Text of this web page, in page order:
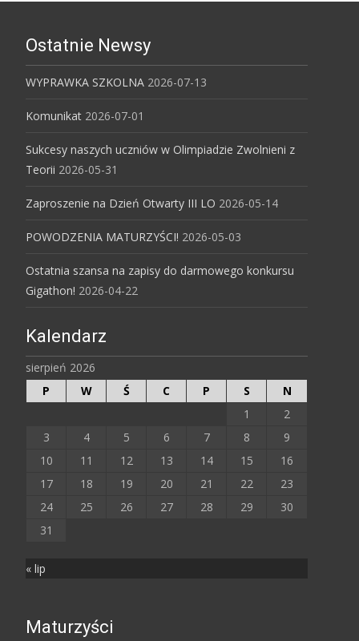
Ostatnie Newsy
WYPRAWKA SZKOLNA 2026-07-13
Komunikat 2026-07-01
Sukcesy naszych uczniów w Olimpiadzie Zwolnieni z
Teorii 2026-05-31
Zaproszenie na Dzień Otwarty III LO 2026-05-14
POWODZENIA MATURZYŚCI! 2026-05-03
Ostatnia szansa na zapisy do darmowego konkursu
Gigathon! 2026-04-22
Kalendarz
sierpień 2026
P
W Ś C P S
N
1
2
3
4 5 6 7 8
9
10
11 12 13 14 15
16
17
18 19 20 21 22
23
24
25 26 27 28 29
30
31
« lip
Maturzyści